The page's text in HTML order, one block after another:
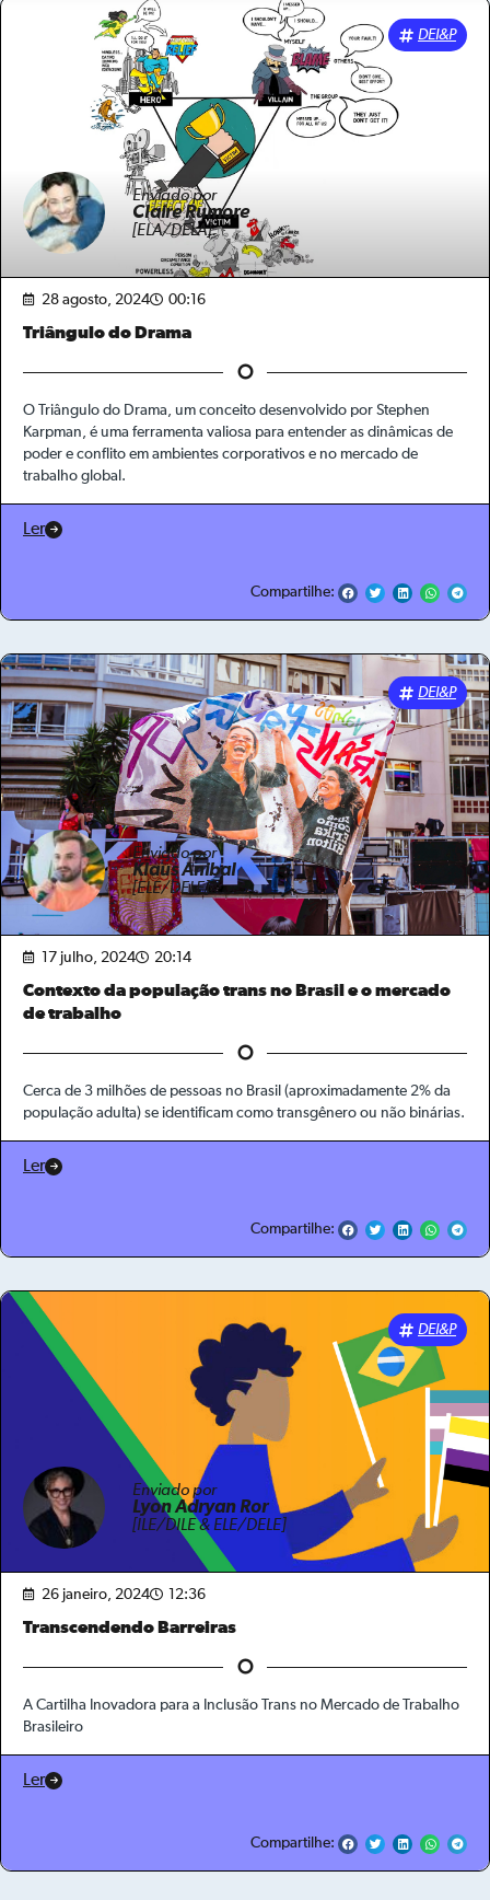
DEI&P
Enviado por
Claire Rumore
[ELA/DELA]
28 agosto, 2024 00:16
Triângulo do Drama
O Triângulo do Drama, um conceito desenvolvido por Stephen
Karpman, é uma ferramenta valiosa para entender as dinâmicas de
poder e conflito em ambientes corporativos e no mercado de
trabalho global.
Ler
Compartilhe:
DEI&P
Enviado por
Klaus Anibal
[ELE/DELE]
17 julho, 2024 20:14
Contexto da população trans no Brasil e o mercado
de trabalho
Cerca de 3 milhões de pessoas no Brasil (aproximadamente 2% da
população adulta) se identificam como transgênero ou não binárias.
Ler
Compartilhe:
DEI&P
Enviado por
Lyon Adryan Ror
[ILE/DILE & ELE/DELE]
26 janeiro, 2024 12:36
Transcendendo Barreiras
A Cartilha Inovadora para a Inclusão Trans no Mercado de Trabalho
Brasileiro
Ler
Compartilhe: